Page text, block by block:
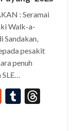
: Seramai
Walk-a-
Sandakan,
pesakit
penuh
SLE…
RedditTumblr